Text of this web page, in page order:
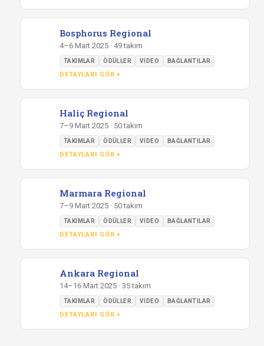
Bosphorus Regional
4–6 Mart 2025 · 49 takım
TAKIMLAR ÖDÜLLER VIDEO BAĞLANTILAR
DETAYLARI GÖR +
Haliç Regional
7–9 Mart 2025 · 50 takım
TAKIMLAR ÖDÜLLER VIDEO BAĞLANTILAR
DETAYLARI GÖR +
Marmara Regional
7–9 Mart 2025 · 50 takım
TAKIMLAR ÖDÜLLER VIDEO BAĞLANTILAR
DETAYLARI GÖR +
Ankara Regional
14–16 Mart 2025 · 35 takım
TAKIMLAR ÖDÜLLER VIDEO BAĞLANTILAR
DETAYLARI GÖR +